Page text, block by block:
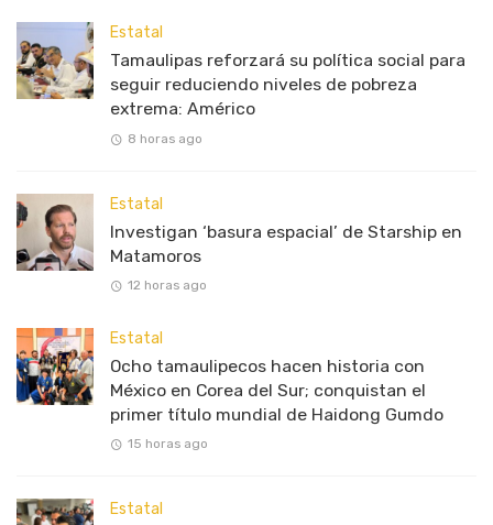
Estatal
Tamaulipas reforzará su política social para
seguir reduciendo niveles de pobreza
extrema: Américo
8 horas ago
Estatal
Investigan ‘basura espacial’ de Starship en
Matamoros
12 horas ago
Estatal
Ocho tamaulipecos hacen historia con
México en Corea del Sur; conquistan el
primer título mundial de Haidong Gumdo
15 horas ago
Estatal